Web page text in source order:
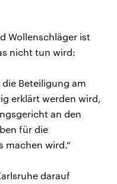
Wollenschläger ist
nicht tun wird:
die Beteiligung am
erklärt werden wird,
an den
für die
machen wird.“
darauf